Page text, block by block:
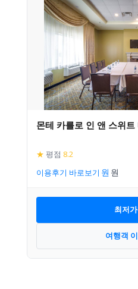
몬테 카를로 인 앤 스위
★ 평점 8.2
이용후기 바로보기
최저
여행객